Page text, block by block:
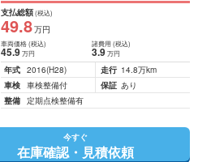
支払総額(税込)
49.8万円
車両価格(税込)
45.9万円
諸費用 (税込)
3.9 万円
年式 2016(H28) 走行 14.8万km
車検 車検整備付 保証 あり
整備 定期点検整備有
今すぐ
在庫確認・見積依頼